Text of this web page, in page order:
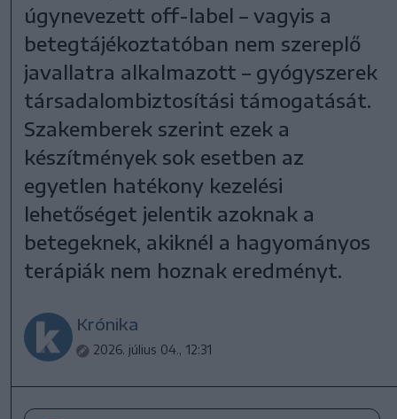
úgynevezett off-label – vagyis a
betegtájékoztatóban nem szereplő
javallatra alkalmazott – gyógyszerek
társadalombiztosítási támogatását.
Szakemberek szerint ezek a
készítmények sok esetben az
egyetlen hatékony kezelési
lehetőséget jelentik azoknak a
betegeknek, akiknél a hagyományos
terápiák nem hoznak eredményt.
Krónika
2026. július 04., 12:31